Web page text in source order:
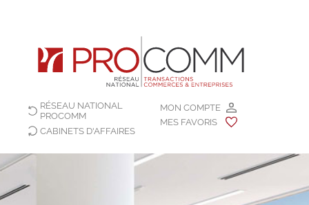
MON COMPTE
MES FAVORIS
RÉSEAU NATIONAL
PROCOMM
CABINETS D'AFFAIRES